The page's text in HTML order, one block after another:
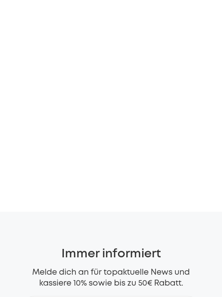
Immer informiert
Melde dich an für topaktuelle News und
kassiere 10% sowie bis zu 50€ Rabatt.